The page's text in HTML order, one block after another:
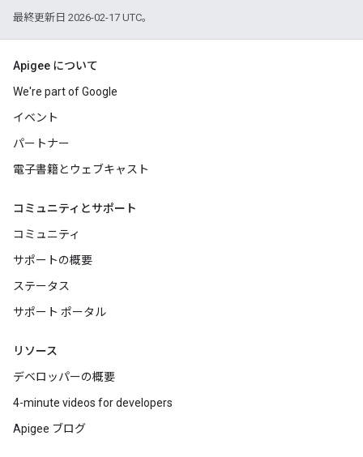
最終更新日 2026-02-17 UTC。
Apigee について
We're part of Google
イベント
パートナー
電子書籍とウェブキャスト
コミュニティとサポート
コミュニティ
サポートの概要
ステータス
サポート ポータル
リソース
デベロッパーの概要
4-minute videos for developers
Apigee ブログ